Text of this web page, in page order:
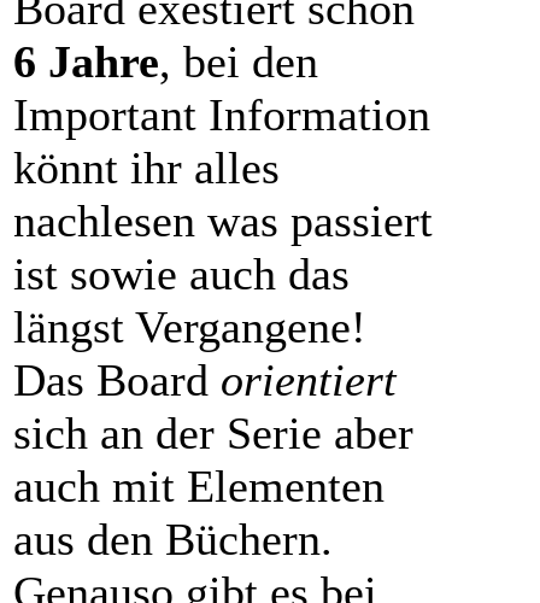
6 Jahre, bei den
Important Information
könnt ihr alles
nachlesen was passiert
ist sowie auch das
längst Vergangene!
Das Board orientiert
sich an der Serie aber
auch mit Elementen
aus den Büchern.
Genauso gibt es bei